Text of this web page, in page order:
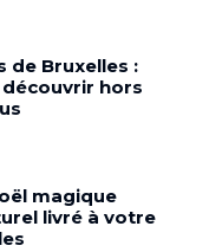
de Bruxelles :
découvrir hors
magique
livré à votre